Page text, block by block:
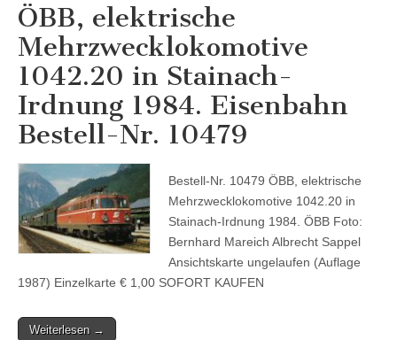
ÖBB, elektrische
Mehrzwecklokomotive
1042.20 in Stainach-
Irdnung 1984. Eisenbahn
Bestell-Nr. 10479
Bestell-Nr. 10479 ÖBB, elektrische
Mehrzwecklokomotive 1042.20 in
Stainach-Irdnung 1984. ÖBB Foto:
Bernhard Mareich Albrecht Sappel
Ansichtskarte ungelaufen (Auflage
1987) Einzelkarte € 1,00 SOFORT KAUFEN
Weiterlesen →